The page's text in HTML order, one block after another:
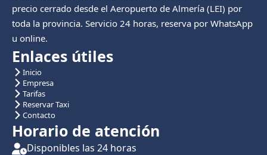
precio cerrado desde el Aeropuerto de Almería (LEI) por
toda la provincia. Servicio 24 horas, reserva por WhatsApp
u online.
Enlaces útiles
Inicio
Empresa
Tarifas
Reservar Taxi
Contacto
Horario de atención
Disponibles las 24 horas